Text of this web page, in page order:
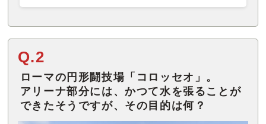
Q.2
ローマの円形闘技場「コロッセオ」。
アリーナ部分には、かつて水を張ることが
できたそうですが、その目的は何？